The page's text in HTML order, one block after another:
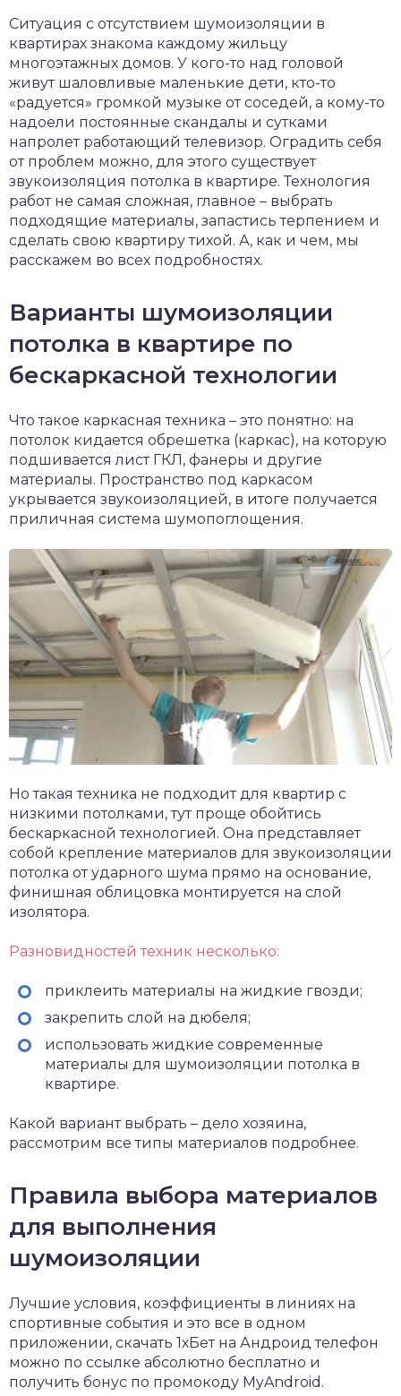
Ситуация с отсутствием шумоизоляции в
квартирах знакома каждому жильцу
многоэтажных домов. У кого-то над головой
живут шаловливые маленькие дети, кто-то
«радуется» громкой музыке от соседей, а кому-то
надоели постоянные скандалы и сутками
напролет работающий телевизор. Оградить себя
от проблем можно, для этого существует
звукоизоляция потолка в квартире. Технология
работ не самая сложная, главное – выбрать
подходящие материалы, запастись терпением и
сделать свою квартиру тихой. А, как и чем, мы
расскажем во всех подробностях.
Варианты шумоизоляции
потолка в квартире по
бескаркасной технологии
Что такое каркасная техника – это понятно: на
потолок кидается обрешетка (каркас), на которую
подшивается лист ГКЛ, фанеры и другие
материалы. Пространство под каркасом
укрывается звукоизоляцией, в итоге получается
приличная система шумопоглощения.
Но такая техника не подходит для квартир с
низкими потолками, тут проще обойтись
бескаркасной технологией. Она представляет
собой крепление материалов для звукоизоляции
потолка от ударного шума прямо на основание,
финишная облицовка монтируется на слой
изолятора.
Разновидностей техник несколько:
приклеить материалы на жидкие гвозди;
закрепить слой на дюбеля;
использовать жидкие современные
материалы для шумоизоляции потолка в
квартире.
Какой вариант выбрать – дело хозяина,
рассмотрим все типы материалов подробнее.
Правила выбора материалов
для выполнения
шумоизоляции
Лучшие условия, коэффициенты в линиях на
спортивные события и это все в одном
приложении, скачать 1хБет на Андроид телефон
можно по ссылке абсолютно бесплатно и
получить бонус по промокоду MyAndroid.
и уход